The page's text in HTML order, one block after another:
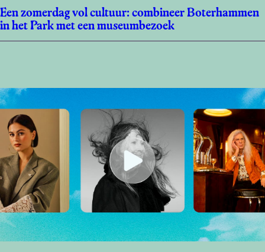
Een zomerdag vol cultuur: combineer Boterhammen
in het Park met een museumbezoek